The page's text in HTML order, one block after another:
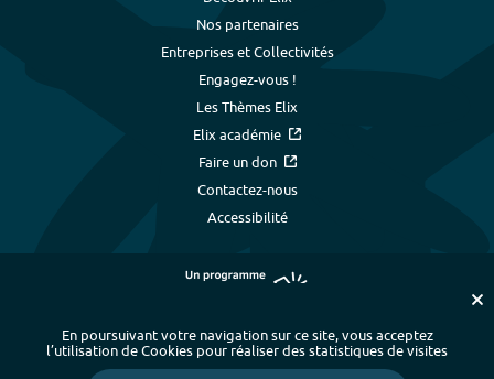
Nos partenaires
Entreprises et Collectivités
Engagez-vous !
Les Thèmes Elix
Elix académie
Faire un don
Contactez-nous
Accessibilité
Plan du site - Index alphabétique -
En poursuivant votre navigation sur ce site, vous acceptez
l’utilisation de Cookies pour réaliser des statistiques de visites